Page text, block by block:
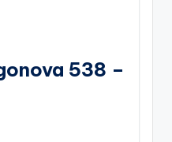
538 –